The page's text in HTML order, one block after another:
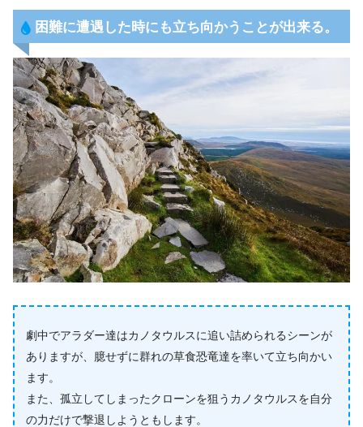
困難に遭遇した時にも立ち向かうことが出来る。
劇中でアラダー達はカノタウルスに追い詰められるシーンが
ありますが、臆せずに群れの草食恐竜達を率いて立ち向かい
ます。
また、孤立してしまったクローンを狙うカノタウルスを自分
の力だけで撃退しようともします。